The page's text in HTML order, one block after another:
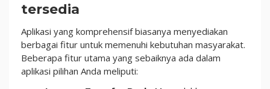
tersedia
Aplikasi yang komprehensif biasanya menyediakan
berbagai fitur untuk memenuhi kebutuhan masyarakat.
Beberapa fitur utama yang sebaiknya ada dalam
aplikasi pilihan Anda meliputi: